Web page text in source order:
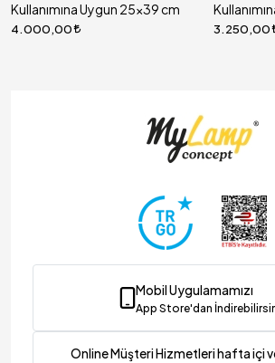
Kullanımına Uygun 25x39 cm
4.000,00 3.250,00
Mobil Uygulamamızı
App Store'dan
Online Müşteri Hizmetleri hafta içi